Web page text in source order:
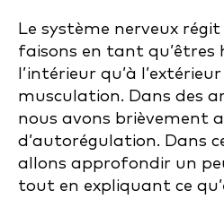
Le système nerveux
faisons en tant
l’intérieur qu’à
musculation. Dans des
nous avons brièvement
d’autorégulation. Dans
allons approfondir un
tout en expliquant ce